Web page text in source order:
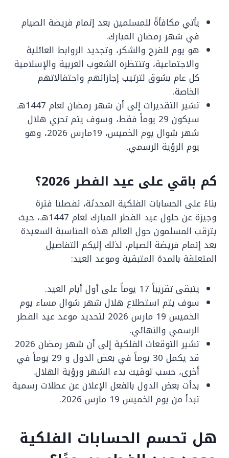
يأتي مكافأةً للمسلمين بعد إتمام فريضة الصيام
في شهر رمضان المبارك.
هو يوم للفرح والشكر، وتجديد الروابط العائلية
والاجتماعية، وتنتظره الشعوب العربية والإسلامية
كل عام بشوق لترتيب إجازاتهم واحتفالاتهم
الخاصة.
تشير التقديرات إلى أن شهر رمضان لعام 1447هـ
سيكون 29 يوماً فقط، وسوف يتم تحري هلال
شهر شوال يوم الخميس، 19مارس 2026، وهو
يوم الرؤية الرسمي.
كم باقي على عيد الفطر 2026؟
بناءً على الحسابات الفلكية المحدثة، تفصلنا فترة
وجيزة عن حلول عيد الفطر المبارك لعام 1447هـ، حيث
يترقب المسلمون حول العالم هذه المناسبة السعيدة
بعد إتمام فريضة الصيام، لذلك إليكم التفاصيل
المتعلقة بالمدة المتبقية وموعد العيد:
يتبقى تقريباً 17 يوماً على أول أيام العيد.
سوف يتم استطلاع هلال شهر شوال مساء يوم
الخميس 19 مارس 2026 لتحديد موعد عيد الفطر
الرسمي والنهائي.
تشير التوقعات الفلكية إلى أن شهر رمضان 2026
قد يكمل 30 يوماً في بعض الدول و 29 يوماً في
أخرى، حسب توقيت بدء الشهر ورؤية الهلال.
بدأت بعض الدول بالفعل الإعلان عن عطلات رسمية
تبدأ من يوم الخميس 19 مارس 2026.
هل تحسم الحسابات الفلكية